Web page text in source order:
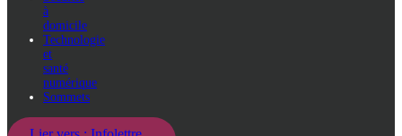
à
domicile
Technologie
et
santé
numérique
Sommets